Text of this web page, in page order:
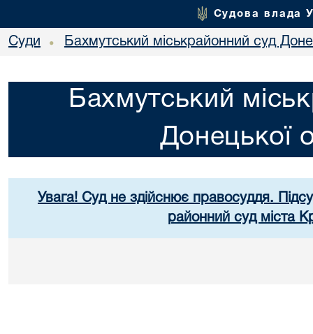
Судова влада
Суди • Бахмутський міськрайонний суд
Бахмутський
Донецької
Увага! Суд не здійснює правосуддя.
районний суд міста